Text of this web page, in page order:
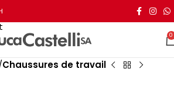
0
Chaussures de travail